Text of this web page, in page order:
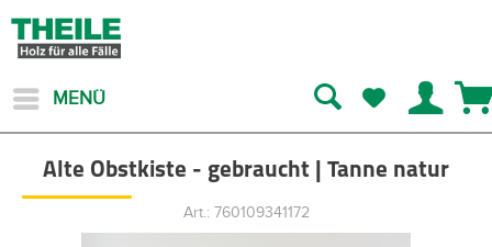
MENÜ
Alte Obstkiste - gebraucht | Tanne natur
Art.: 760109341172